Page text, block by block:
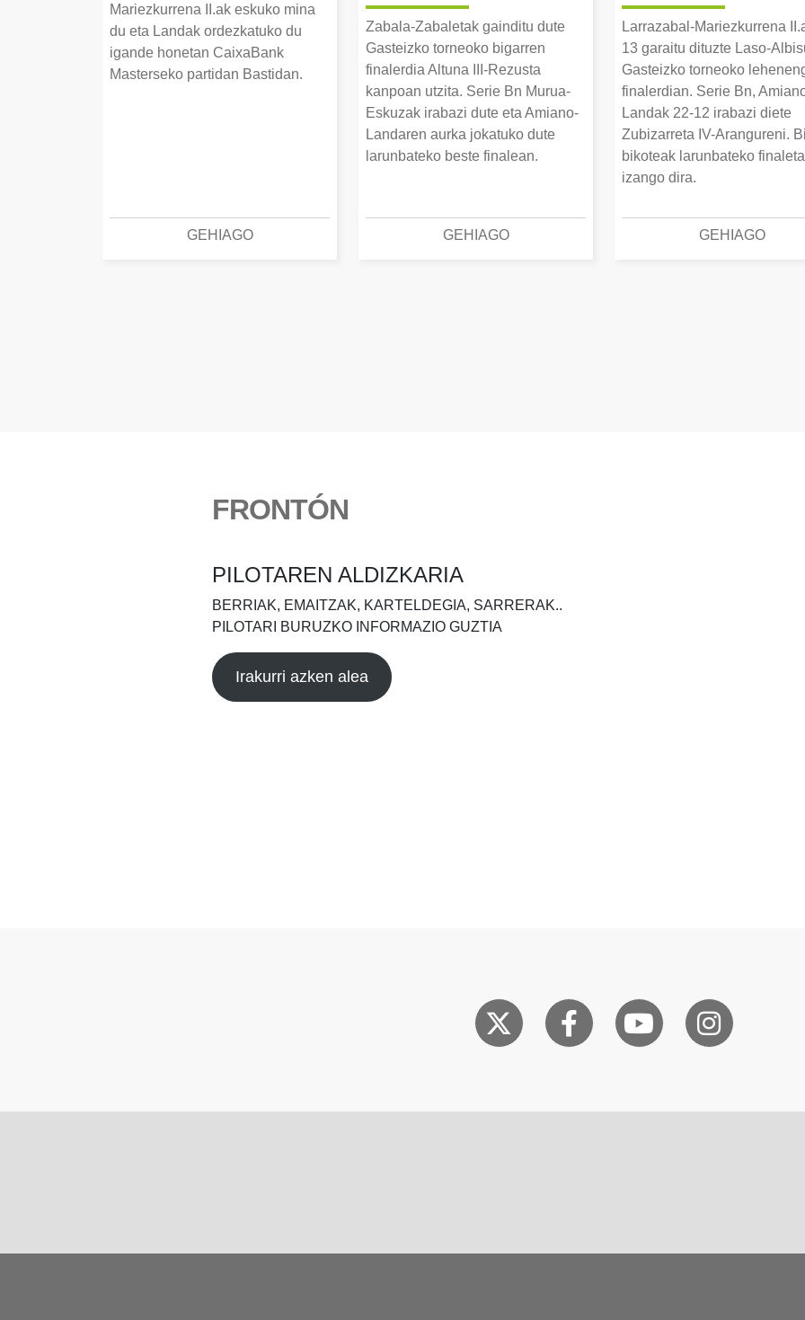
Mariezkurrena II.ak eskuko mina
du eta Landak ordezkatuko du
igande honetan CaixaBank
Masterseko partidan Bastidan.
GEHIAGO
Zabala-Zabaletak gainditu dute
Gasteizko torneoko bigarren
finalerdia Altuna III-Rezusta
kanpoan utzita. Serie Bn Murua-
Eskuzak irabazi dute eta Amiano-
Landaren aurka jokatuko dute
larunbateko beste finalean.
GEHIAGO
Larrazabal-Mariezkurrena
13 garaitu dituzte Laso-
Gasteizko torneoko
finalerdian. Serie Bn,
Landak 22-12 irabazi diete
Zubizarreta IV-Arangureni. Bi
bikoteak larunbateko
izango dira.
GEHIAGO
FRONTÓN
PILOTAREN ALDIZKARIA
BERRIAK, EMAITZAK, KARTELDEGIA, SARRERAK..
PILOTARI BURUZKO INFORMAZIO GUZTIA
Irakurri azken alea